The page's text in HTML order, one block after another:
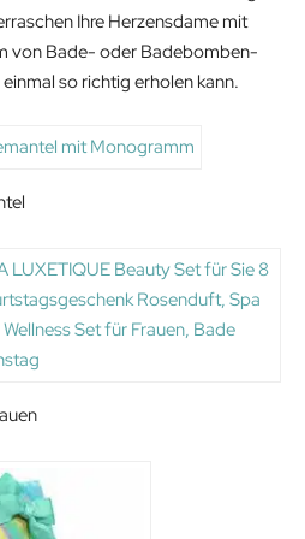
Ihre Herzensdame mit
von Bade- oder Badebomben-
so richtig erholen kann.